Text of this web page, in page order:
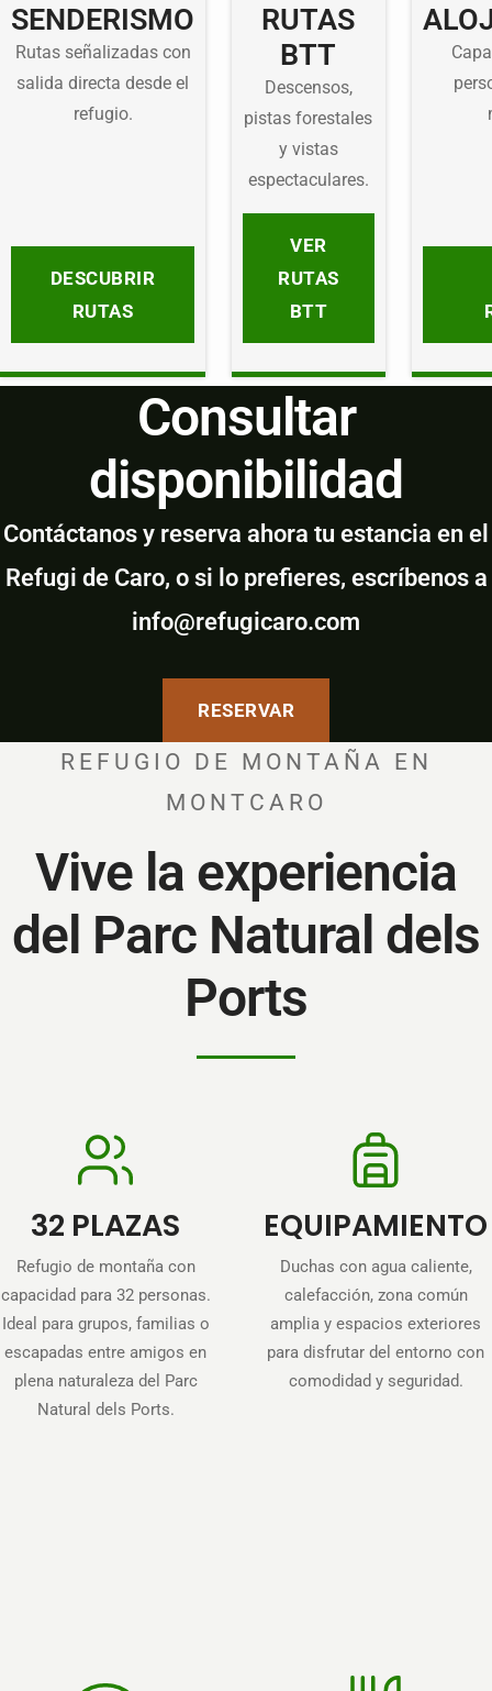
SENDERISMO
Rutas señalizadas con
salida directa desde el
refugio.
DESCUBRIR
RUTAS
RUTAS
BTT
Descensos,
pistas forestales
y vistas
espectaculares.
VER
RUTAS
BTT
Consultar
disponibilidad
Contáctanos y reserva ahora tu estancia en el
Refugi de Caro, o si lo prefieres, escríbenos a
info@refugicaro.com
RESERVAR
REFUGIO DE MONTAÑA EN
MONTCARO
Vive la experiencia
del Parc Natural dels
Ports
32 PLAZAS
Refugio de montaña con
capacidad para 32 personas.
Ideal para grupos, familias o
escapadas entre amigos en
plena naturaleza del Parc
Natural dels Ports.
EQUIPAMIENTO
Duchas con agua caliente,
calefacción, zona común
amplia y espacios exteriores
para disfrutar del entorno con
comodidad y seguridad.